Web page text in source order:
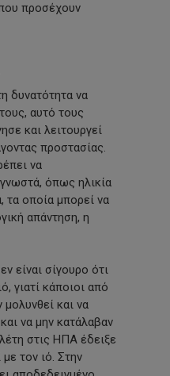
προσέχουν
δυνατότητα να
αυτό τους
και λειτουργεί
προστασίας.
να
όπως ηλικία
τα οποία μπορεί να
απάντηση, η
είναι σίγουρο ότι
γιατί κάποιοι από
και να
να μην κατάλαβαν
στις ΗΠΑ έδειξε
με τον ιό. Στην